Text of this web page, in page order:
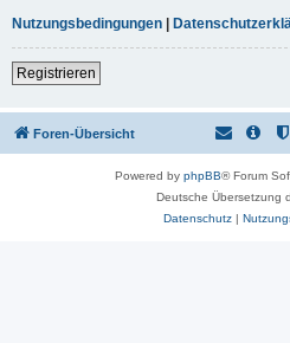
Nutzungsbedingungen |
Registrieren
Foren-Übersicht
Powered by phpBB® Forum
Deutsche Übersetzung
Datenschutz|